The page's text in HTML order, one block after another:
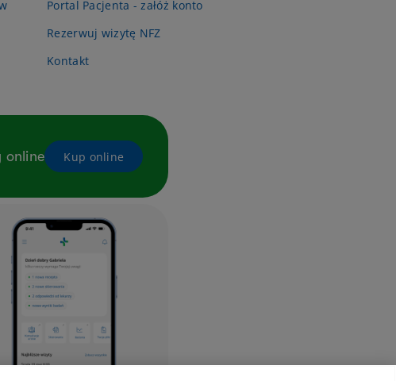
Portal Pacjenta - załóż konto
Rezerwuj wizytę NFZ
Kontakt
online Kup online